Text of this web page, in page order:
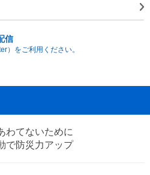
信
）をご利用ください。
わてないために
で防災力アップ